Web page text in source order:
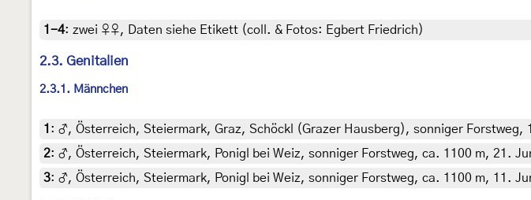
1-4: zwei ♀♀, Daten siehe Etikett (coll. & Fotos: Egbert Friedrich)
2.3. Genitalien
2.3.1. Männchen
1 : ♂, Österreich, Steiermark, Graz, Schöckl (Grazer Hausberg), sonniger
2: ♂, Österreich, Steiermark, Ponigl bei Weiz, sonniger Forstweg, ca. 1100 m, 21.
3: ♂, Österreich, Steiermark, Ponigl bei Weiz, sonniger Forstweg, ca. 1100 m, 11.